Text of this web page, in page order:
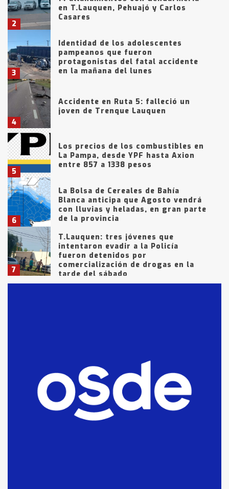
2
en T.Lauquen, Pehuajó y Carlos
Casares
3
Identidad de los adolescentes
pampeanos que fueron
protagonistas del fatal accidente
en la mañana del lunes
4
Accidente en Ruta 5: falleció un
joven de Trenque Lauquen
5
Los precios de los combustibles en
La Pampa, desde YPF hasta Axion
entre 857 a 1338 pesos
6
La Bolsa de Cereales de Bahía
Blanca anticipa que Agosto vendrá
con lluvias y heladas, en gran parte
de la provincia
7
T.Lauquen: tres jóvenes que
intentaron evadir a la Policía
fueron detenidos por
comercialización de drogas en la
tarde del sábado